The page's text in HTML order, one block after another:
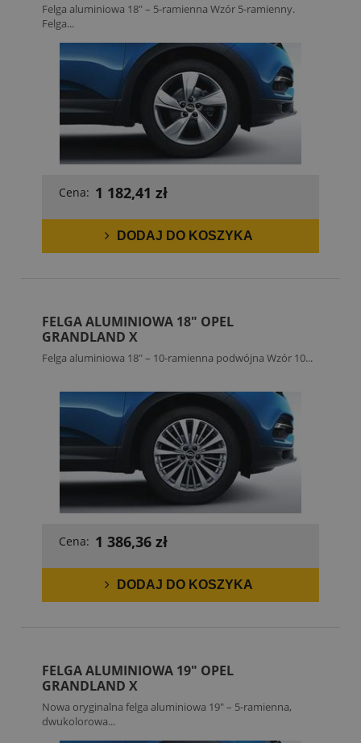
Felga aluminiowa 18" – 5-ramienna Wzór 5-ramienny.
Felga...
Cena: 1 182,41 zł
DODAJ DO KOSZYKA
FELGA ALUMINIOWA 18" OPEL
GRANDLAND X
Felga aluminiowa 18" – 10-ramienna podwójna Wzór 10...
Cena: 1 386,36 zł
DODAJ DO KOSZYKA
FELGA ALUMINIOWA 19" OPEL
GRANDLAND X
Nowa oryginalna felga aluminiowa 19" – 5-ramienna,
dwukolorowa...